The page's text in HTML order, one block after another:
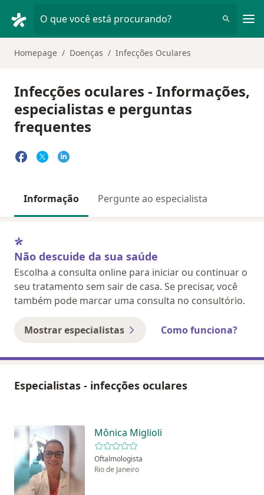
O que você está procurando?
Homepage Doenças Infecções Oculares
Infecções oculares - Informações,
especialistas e perguntas
frequentes
Informação Pergunte ao especialista
Não descuide da sua saúde
Escolha a consulta online para iniciar ou continuar o
seu tratamento sem sair de casa. Se precisar, você
também pode marcar uma consulta no consultório.
Mostrar especialistas Como funciona?
Especialistas - infecções oculares
Mônica Miglioli
Oftalmologista
Rio de Janeiro